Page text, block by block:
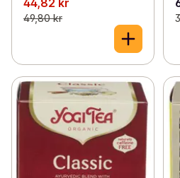
49,80 kr